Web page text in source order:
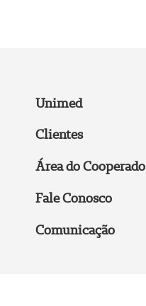
Unimed
Clientes
Área do Cooperado
Fale Conosco
Comunicação